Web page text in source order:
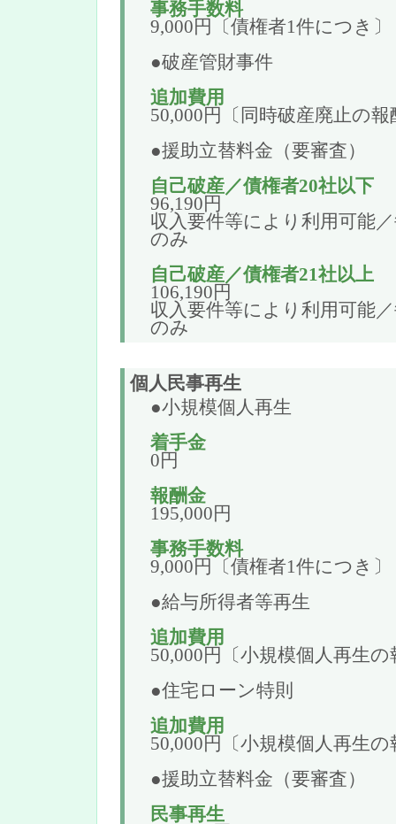
事務手数料
9,000円〔債権者1件につき〕
●破産管財事件
追加費用
50,000円〔同時破産廃止の
●援助立替料金（要審査）
自己破産／債権者20社以下
96,190円
収入要件等により利用可能
のみ
自己破産／債権者21社以上
106,190円
収入要件等により利用可能
のみ
個人民事再生
●小規模個人再生
着手金
0円
報酬金
195,000円
事務手数料
9,000円〔債権者1件につき〕
●給与所得者等再生
追加費用
50,000円〔小規模個人再生
●住宅ローン特則
追加費用
50,000円〔小規模個人再生
●援助立替料金（要審査）
民事再生